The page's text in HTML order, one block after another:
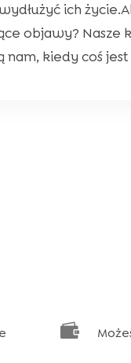
ich
objawy? Nasze
nam, kiedy coś jest
